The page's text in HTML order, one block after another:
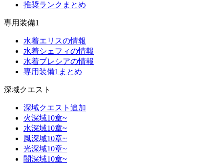
推奨ランクまとめ
専用装備1
水着エリスの情報
水着シェフィの情報
水着プレシアの情報
専用装備1まとめ
深域クエスト
深域クエスト追加
火深域10章~
水深域10章~
風深域10章~
光深域10章~
闇深域10章~